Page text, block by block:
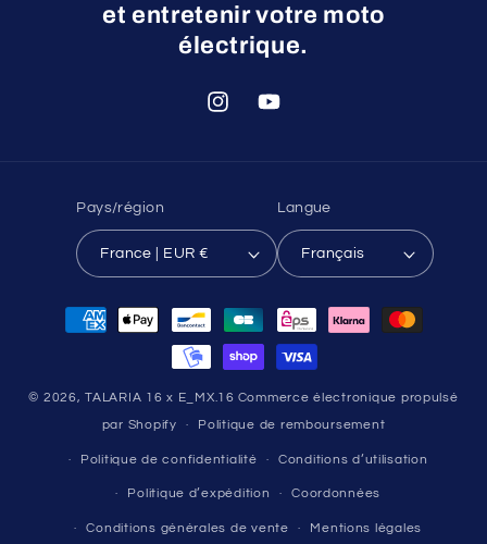
et entretenir votre moto
électrique.
InstagramYouTube
Pays/région
France | EUR €
Langue
Français
Moyens
© 2026,TALARIA 16 x E_MX.16 Commerce électronique propulsé
par Shopify Politique de remboursement
Politique de confidentialité Conditions d’utilisation
Politique d’expédition Coordonnées
Conditions générales de vente Mentions légales